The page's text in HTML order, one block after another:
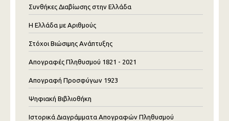
Συνθήκες Διαβίωσης στην Ελλάδα
Η Ελλάδα με Αριθμούς
Στόχοι Βιώσιμης Ανάπτυξης
Απογραφές Πληθυσμού 1821 - 2021
Απογραφή Προσφύγων 1923
Ψηφιακή Βιβλιοθήκη
Ιστορικά Διαγράμματα Απογραφών Πληθυσμού